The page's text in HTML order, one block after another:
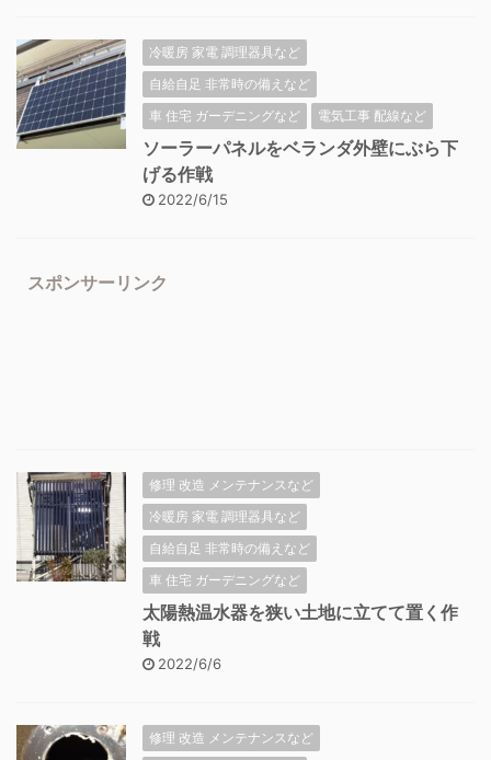
冷暖房 家電 調理器具など
自給自足 非常時の備えなど
車 住宅 ガーデニングなど
電気工事 配線など
ソーラーパネルをベランダ外壁にぶら下
げる作戦
2022/6/15
スポンサーリンク
修理 改造 メンテナンスなど
冷暖房 家電 調理器具など
自給自足 非常時の備えなど
車 住宅 ガーデニングなど
太陽熱温水器を狭い土地に立てて置く作
戦
2022/6/6
修理 改造 メンテナンスなど